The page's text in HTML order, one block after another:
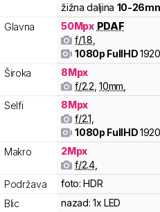
žižna daljina 10-26
Glavna
50Mpx PDAF
f/1.8
1080p FullHD
Široka
8Mpx
f/2.2 10mm
Selfi
8Mpx
f/2.1
1080p FullHD
Makro
2Mpx
f/2.4,
Podržava
foto: HDR
Blic
nazad: 1x LED